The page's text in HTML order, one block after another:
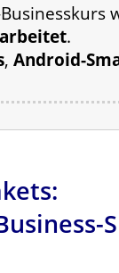
.
, Android-